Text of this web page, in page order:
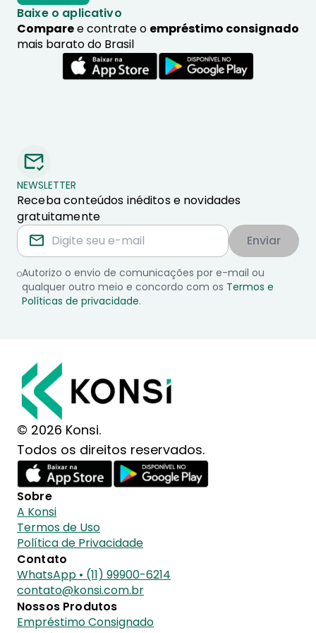
Baixe o aplicativo
Comparee contrate o empréstimo consignado
mais barato do Brasil
NEWSLETTER
Receba conteúdos inéditos e novidades
gratuitamente
Enviar
Autorizo o envio de comunicações por e-mail ou
qualquer outro meio e concordo com os Termos e
Políticas de privacidade.
© 2026 Konsi.
Todos os direitos reservados.
Sobre
A Konsi
Termos de Uso
Política de Privacidade
Contato
WhatsApp • (11) 99900-6214
contato@konsi.com.br
Nossos Produtos
Empréstimo Consignado